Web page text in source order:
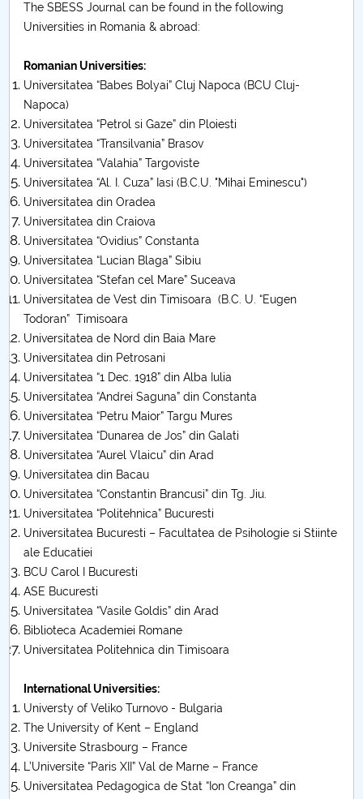
Scientific Board
Call for papers
Content Sections of SBESS Journal
Publication ethics and malpractice statement -
SBESS Journal
Indexing & Abstracting
Fees & Charges
The SBESS Journal can be found in the following
Universities in Romania & abroad:
Romanian Universities:
Universitatea “Babes Bolyai” Cluj Napoca (BCU Cluj-
Napoca)
Universitatea “Petrol si Gaze” din Ploiesti
Universitatea “Transilvania” Brasov
Universitatea “Valahia” Targoviste
Universitatea “Al. I. Cuza” Iasi (B.C.U. "Mihai Eminescu")
Universitatea din Oradea
Universitatea din Craiova
Universitatea “Ovidius” Constanta
Universitatea “Lucian Blaga” Sibiu
Universitatea “Stefan cel Mare” Suceava
Universitatea de Vest din Timisoara (B.C. U. “Eugen
Todoran” Timisoara
Universitatea de Nord din Baia Mare
Universitatea din Petrosani
Universitatea “1 Dec. 1918” din Alba Iulia
Universitatea “Andrei Saguna” din Constanta
Universitatea “Petru Maior” Targu Mures
Universitatea “Dunarea de Jos” din Galati
Universitatea “Aurel Vlaicu” din Arad
Universitatea din Bacau
Universitatea “Constantin Brancusi” din Tg. Jiu.
Universitatea “Politehnica” Bucuresti
Universitatea Bucuresti – Facultatea de Psihologie si Stiinte
ale Educatiei
BCU Carol I Bucuresti
ASE Bucuresti
Universitatea “Vasile Goldis” din Arad
Biblioteca Academiei Romane
Universitatea Politehnica din Timisoara
International Universities:
Universty of Veliko Turnovo - Bulgaria
The University of Kent – England
Universite Strasbourg – France
L’Universite “Paris XII” Val de Marne – France
Universitatea Pedagogica de Stat “Ion Creanga” din